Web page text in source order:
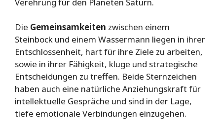
Die Gemeinsamkeiten zwischen einem
Steinbock und einem Wassermann liegen in ihrer
Entschlossenheit, hart für ihre Ziele zu arbeiten,
sowie in ihrer Fähigkeit, kluge und strategische
Entscheidungen zu treffen. Beide Sternzeichen
haben auch eine natürliche Anziehungskraft für
intellektuelle Gespräche und sind in der Lage,
tiefe emotionale Verbindungen einzugehen.